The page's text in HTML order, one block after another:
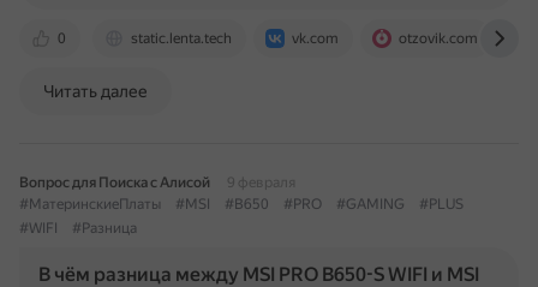
0 static.lenta.tech vk.com otzovik.com
Читать далее
Вопрос для Поиска с Алисой
9 февраля
#МатеринскиеПлаты
#MSI #B650 #PRO #GAMING
#PLUS
#WIFI
#Разница
В чём разница между MSI PRO B650-S WIFI и MSI